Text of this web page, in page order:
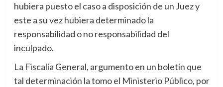
hubiera puesto el caso a disposición de un Juez y
este a su vez hubiera determinado la
responsabilidad o no responsabilidad del
inculpado.
La Fiscalía General, argumento en un boletín que
tal determinación la tomo el Ministerio Público, por